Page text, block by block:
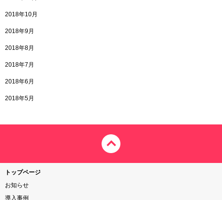
2018年10月
2018年9月
2018年8月
2018年7月
2018年6月
2018年5月
トップページ
お知らせ
導入事例